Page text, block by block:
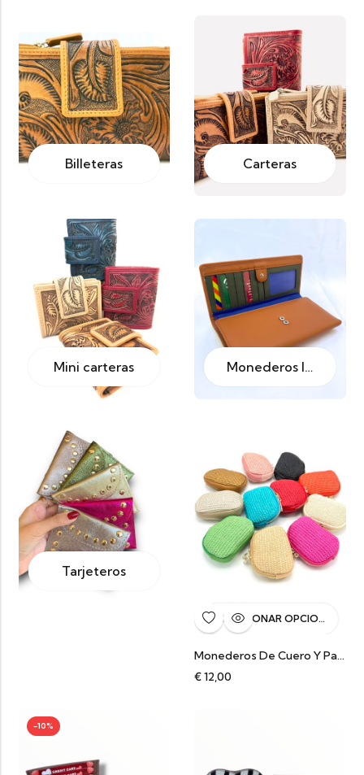
Billeteras Carteras
Mini carteras Monederos largos
Tarjeteros
SELECCIONAR OPCIONES
Monederos De Cuero Y Paja Palma Natural
€12,00
-10%